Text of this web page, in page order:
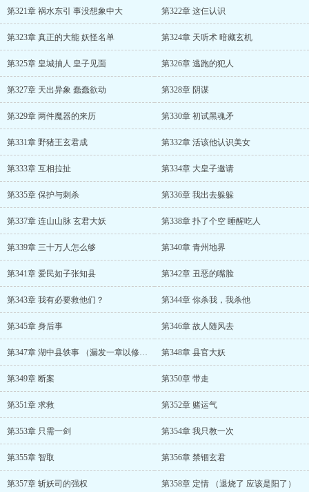
第321章 祸水东引 事没想象中大 第322章 这仨认识
第323章 真正的大能 妖怪名单 第324章 天听术 暗藏玄机
第325章 皇城抽人 皇子见面 第326章 逃跑的犯人
第327章 天出异象 蠢蠢欲动 第328章 阴谋
第329章 两件魔器的来历 第330章 初试黑魂矛
第331章 野猪王玄君成 第332章 活该他认识美女
第333章 互相拉扯 第334章 大皇子邀请
第335章 保护与刺杀 第336章 我出去躲躲
第337章 连山山脉 玄君大妖 第338章 扑了个空 睡醒吃人
第339章 三十万人怎么够 第340章 青州地界
第341章 爱民如子张知县 第342章 丑恶的嘴脸
第343章 我有必要救他们？ 第344章 你杀我，我杀他
第345章 身后事 第346章 故人随风去
第347章 湖中县轶事 （漏发一章以修改） 第348章 县官大妖
第349章 断案 第350章 带走
第351章 求救 第352章 赌运气
第353章 只需一剑 第354章 我只教一次
第355章 智取 第356章 禁锢玄君
第357章 斩妖司的强权 第358章 定情 （退烧了 应该是阳了）